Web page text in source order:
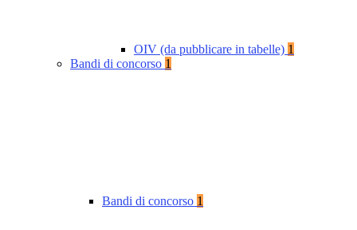
OIV (da pubblicare in tabelle) 1
Bandi di concorso 1
Bandi di concorso 1